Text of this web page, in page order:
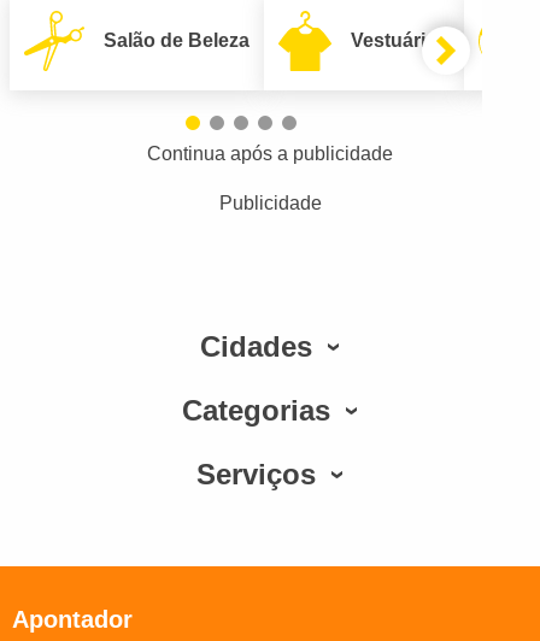
Salão de Beleza Vestuário
Continua após a publicidade
Publicidade
Cidades
Categorias
Serviços
Apontador